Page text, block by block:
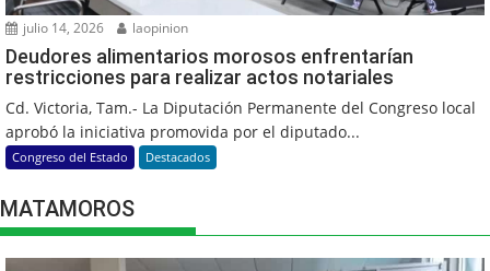
julio 14, 2026 laopinion
Deudores alimentarios morosos enfrentarían
restricciones para realizar actos notariales
Cd. Victoria, Tam.- La Diputación Permanente del Congreso local
aprobó la iniciativa promovida por el diputado...
Congreso del Estado Destacados
MATAMOROS